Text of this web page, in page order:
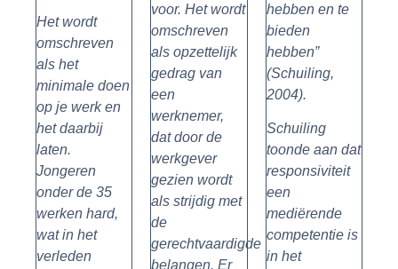
Het wordt
omschreven
als het
minimale doen
op je werk en
het daarbij
laten.
Jongeren
onder de 35
werken hard,
wat in het
verleden
voor. Het wordt
omschreven
als opzettelijk
gedrag van
een
werknemer,
dat door de
werkgever
gezien wordt
als strijdig met
de
gerechtvaardigde
belangen. Er
hebben en te
bieden
hebben”
(Schuiling,
2004).
Schuiling
toonde aan dat
responsiviteit
een
mediërende
competentie is
in het